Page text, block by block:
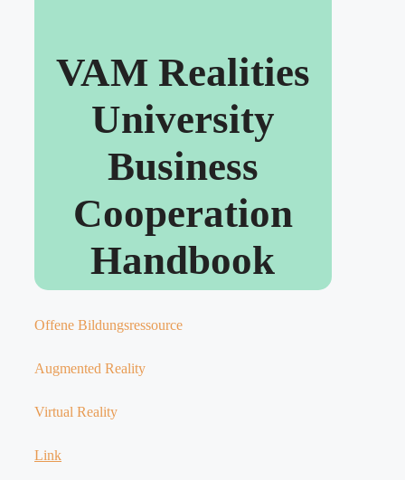
VAM Realities
University
Business
Cooperation
Handbook
Offene Bildungsressource
Augmented Reality
Virtual Reality
Link